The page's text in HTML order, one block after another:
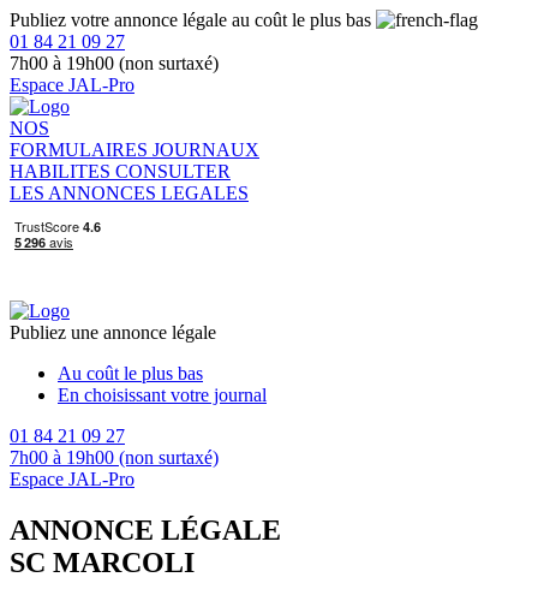
Publiez votre annonce légale au coût le plus bas
01 84 21 09 27
7h00 à 19h00 (non surtaxé)
Espace JAL-Pro
NOS
FORMULAIRES JOURNAUX
HABILITES CONSULTER
LES ANNONCES LEGALES
Publiez une annonce légale
Au coût le plus bas
En choisissant votre journal
01 84 21 09 27
7h00 à 19h00 (non surtaxé)
Espace JAL-Pro
ANNONCE LÉGALE
SC MARCOLI